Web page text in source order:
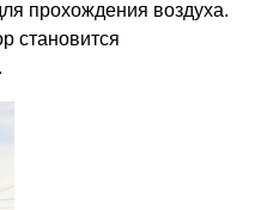
прохождения воздуха.
становится